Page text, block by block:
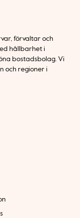
förvaltar och
hållbarhet i
bostadsbolag. Vi
och regioner i